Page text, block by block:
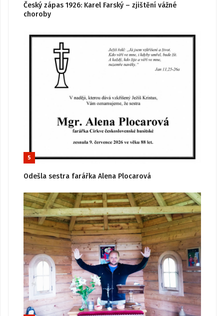
Český zápas 1926: Karel Farský – zjištění vážné
choroby
5
Odešla sestra farářka Alena Plocarová